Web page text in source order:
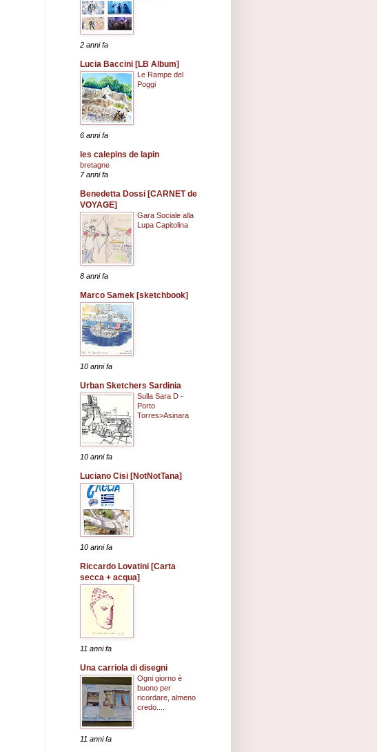
2 anni fa
Lucia Baccini [LB Album]
Le Rampe del
Poggi
6 anni fa
les calepins de lapin
bretagne
7 anni fa
Benedetta Dossi [CARNET de
VOYAGE]
Gara Sociale alla
Lupa Capitolina
8 anni fa
Marco Samek [sketchbook]
10 anni fa
Urban Sketchers Sardinia
Sulla Sara D -
Porto
Torres>Asinara
10 anni fa
Luciano Cisi [NotNotTana]
10 anni fa
Riccardo Lovatini [Carta
secca + acqua]
11 anni fa
Una carriola di disegni
Ogni giorno è
buono per
ricordare, almeno
credo....
11 anni fa